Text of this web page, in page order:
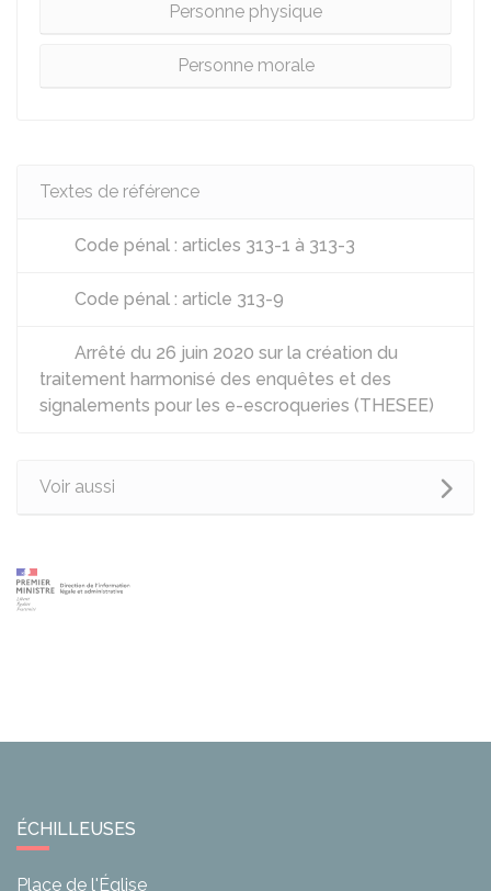
Personne physique
Personne morale
Textes de référence
Code pénal : articles 313-1 à 313-3
Code pénal : article 313-9
Arrêté du 26 juin 2020 sur la création du
traitement harmonisé des enquêtes et des
signalements pour les e-escroqueries (THESEE)
Voir aussi
ÉCHILLEUSES
Place de l'Église